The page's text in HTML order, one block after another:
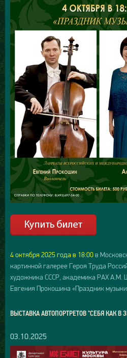
4 октября 2025 года в 18:00в
картинной галерее Героя Труда
художника СССР, академика РАХ А.М.
Евгения Прокошина «Праздник
ВЫСТАВКА АВТОПОРТРЕТОВ "СЕБЯ КАК В
03.10.2025